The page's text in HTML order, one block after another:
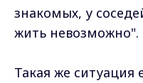
знакомых, у
жить невозможно".
Такая же ситуация